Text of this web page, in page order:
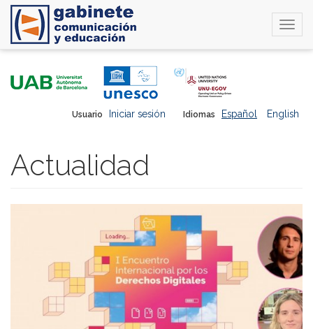
Idiomas Español English
Usuario Iniciar sesión
Actualidad